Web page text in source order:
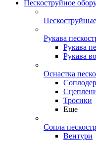
Пескоструйное
Рукава
Рукава
Рукава
Оснастка
Тросики
Еще
Сопла
Вентури